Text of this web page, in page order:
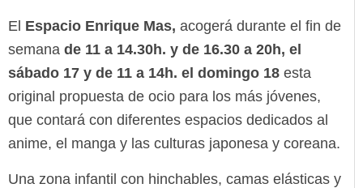
El Espacio Enrique Mas, acogerá durante el fin de
semana de 11 a 14.30h. y de 16.30 a 20h, el
sábado 17 y de 11 a 14h. el domingo 18 esta
original propuesta de ocio para los más jóvenes,
que contará con diferentes espacios dedicados al
anime, el manga y las culturas japonesa y coreana.
Una zona infantil con hinchables, camas elásticas y